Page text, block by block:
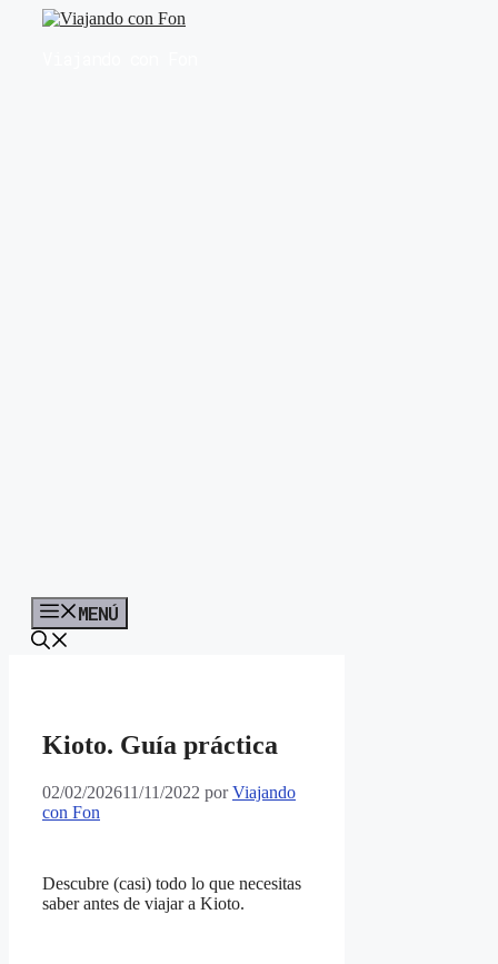
Saltar
MENÚ
Kioto. Guía práctica
02/02/202611/11/2022 porViajando
con Fon
Descubre (casi) todo lo que necesitas
saber antes de viajar a Kioto.